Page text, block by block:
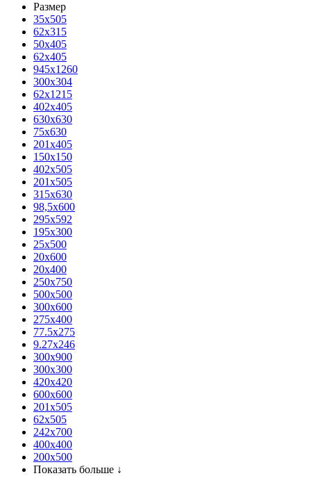
Размер
35х505
62x315
50x405
62х405
945x1260
300x304
62x1215
402x405
630x630
75x630
201x405
150x150
402x505
201x505
315x630
98,5х600
295x592
195х300
25x500
20х600
20х400
250x750
500x500
300x600
275x400
77.5х275
9.27x246
300x900
300x300
420х420
600х600
201х505
62х505
242х700
400х400
200х500
Показать больше ↓